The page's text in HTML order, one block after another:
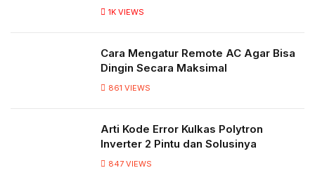
1K VIEWS
Cara Mengatur Remote AC Agar Bisa
Dingin Secara Maksimal
861 VIEWS
Arti Kode Error Kulkas Polytron
Inverter 2 Pintu dan Solusinya
847 VIEWS